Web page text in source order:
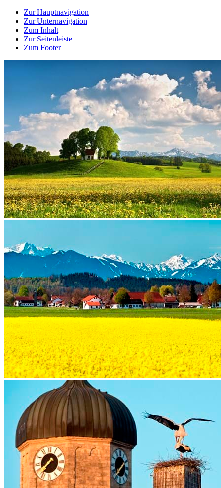
Zur Hauptnavigation
Zur Unternavigation
Zum Inhalt
Zur Seitenleiste
Zum Footer